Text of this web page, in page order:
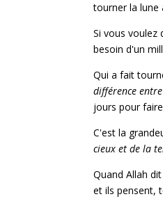
tourner la lune
Si vous voulez
besoin d'un
Qui a fait
différence
jours pour
C'est la
cieux et de la
Quand Allah
et ils pensent,